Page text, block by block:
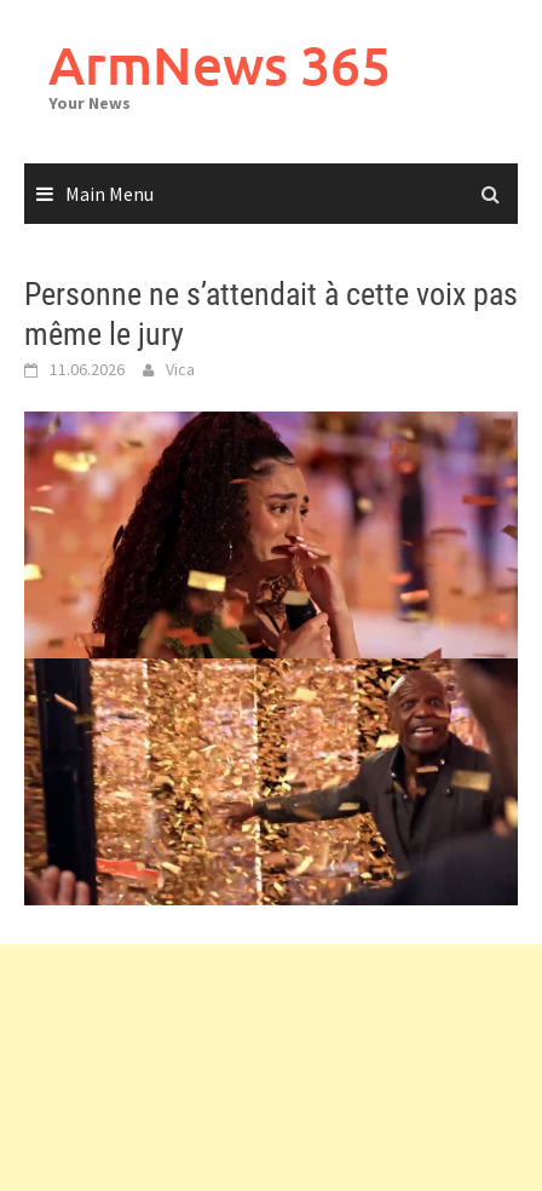
contentArmNews 365
Your News
Main Menu
Personne ne s’attendait à cette voix pas
même le jury
11.06.2026 Vica